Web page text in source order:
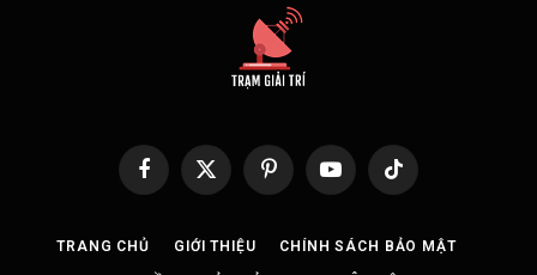
Facebook
X
PinterestYouTubeTikTok
TRANG CHỦ GIỚI THIỆU CHÍNH SÁCH BẢO MẬT